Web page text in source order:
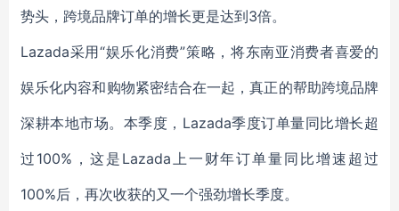
势头，跨境品牌订单的增长更是达到3倍。
Lazada采用“娱乐化消费”策略，将东南亚消费者喜爱的
娱乐化内容和购物紧密结合在一起，真正的帮助跨境品牌
深耕本地市场。本季度，Lazada季度订单量同比增长超
过100%，这是Lazada上一财年订单量同比增速超过
100%后，再次收获的又一个强劲增长季度。